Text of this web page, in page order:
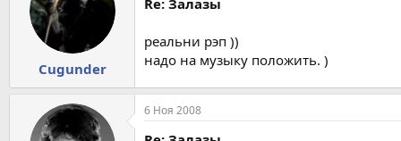
Cugunder
реальни рэп ))
надо на музыку положить. )
6 Ноя 2008